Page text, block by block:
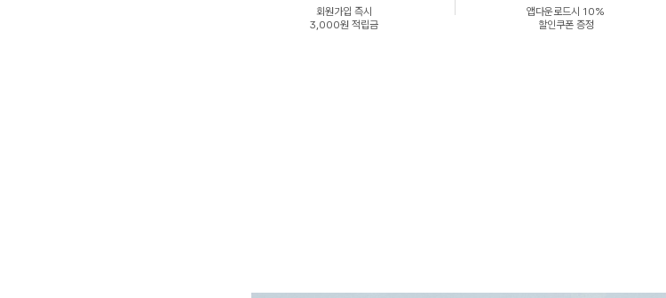
회원가입 즉시
3,000원 적립금
앱다운로드시 10%
할인쿠폰 증정